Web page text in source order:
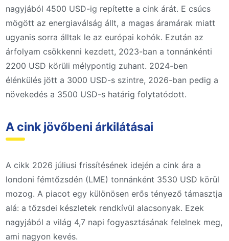
nagyjából 4500 USD-ig repítette a cink árát. E csúcs
mögött az energiaválság állt, a magas áramárak miatt
ugyanis sorra álltak le az európai kohók. Ezután az
árfolyam csökkenni kezdett, 2023-ban a tonnánkénti
2200 USD körüli mélypontig zuhant. 2024-ben
élénkülés jött a 3000 USD-s szintre, 2026-ban pedig a
növekedés a 3500 USD-s határig folytatódott.
A cink jövőbeni árkilátásai
A cikk 2026 júliusi frissítésének idején a cink ára a
londoni fémtőzsdén (LME) tonnánként 3530 USD körül
mozog. A piacot egy különösen erős tényező támasztja
alá: a tőzsdei készletek rendkívül alacsonyak. Ezek
nagyjából a világ 4,7 napi fogyasztásának felelnek meg,
ami nagyon kevés.